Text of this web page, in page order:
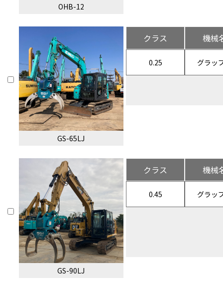
OHB-12
GS-65LJ
クラス
0.25
機械
グラッ
GS-90LJ
クラス
0.45
機械
グラッ